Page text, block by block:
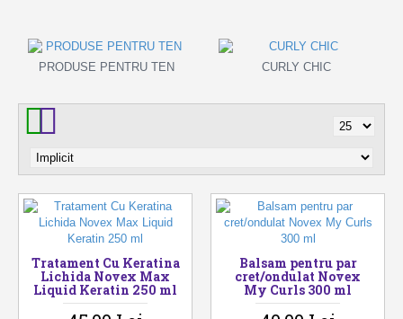
PRODUSE PENTRU TEN CURLY CHIC
Tratament Cu Keratina
Lichida Novex Max
Liquid Keratin 250 ml
Balsam pentru par
cret/ondulat Novex
My Curls 300 ml